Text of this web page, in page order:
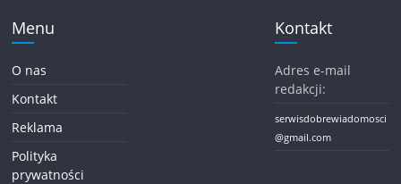
Menu
O nas
Kontakt
Reklama
Polityka
prywatności
Kontakt
Adres e-mail
redakcji:
serwisdobrewiadomosci
@gmail.com